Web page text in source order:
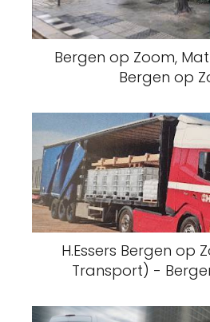
Bergen op Zoom,
Bergen op
H.Essers Bergen op
Transport) -